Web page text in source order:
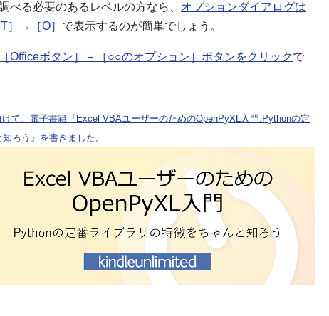
べる必要のあるレベルの方なら、 オプションダイアログは
］→［O］ で表示するのが簡単でしょう。
［Officeボタン］－［○○のオプション］ボタンをクリック で
て、電子書籍『Excel VBAユーザーのためのOpenPyXL入門:Pythonの定
ろう』を書きました。